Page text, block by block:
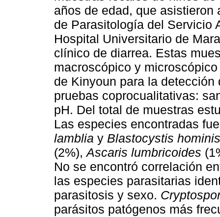
años de edad, que asistieron
de Parasitología del Servicio
Hospital Universitario de
clínico de diarrea. Estas
macroscópico y
de Kinyoun para la
pruebas coprocualitativas:
pH. Del total de muestras
Las especies encontradas
lamblia y Blastocystis hominis
(2%),Ascaris lumbricoides
No se encontró correlación
las especies parasitarias
parasitosis y sexo.
parásitos patógenos más